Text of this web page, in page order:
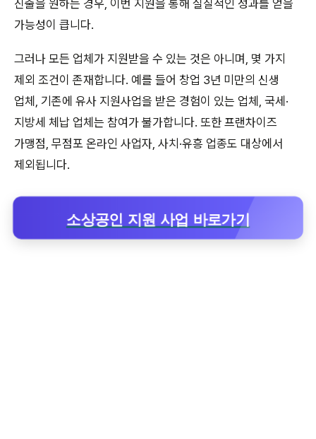
진출을 원하는 경우, 이번 지원을 통해 실질적인 성과를 얻을
가능성이 큽니다.
그러나 모든 업체가 지원받을 수 있는 것은 아니며, 몇 가지
제외 조건이 존재합니다. 예를 들어 창업 3년 미만의 신생
업체, 기존에 유사 지원사업을 받은 경험이 있는 업체, 국세·
지방세 체납 업체는 참여가 불가합니다. 또한 프랜차이즈
가맹점, 무점포 온라인 사업자, 사치·유흥 업종도 대상에서
제외됩니다.
소상공인 지원 사업 바로가기